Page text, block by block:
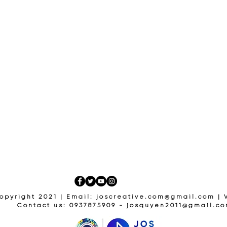
2021 | Email: joscreative.com@gmail.com
|
Contact us: 0937875909 -